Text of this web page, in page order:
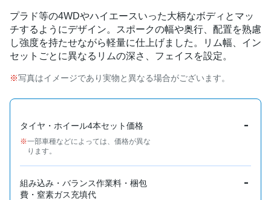
プラド等の4WDやハイエースいった大柄なボディとマッ
チするようにデザイン。スポークの幅や奥行、配置を熟慮
し強度を持たせながら軽量に仕上げました。リム幅、イン
セットごとに異なるリムの深さ、フェイスを設定。
写真はイメージであり実物と異なる場合がございます。
タイヤ・ホイール4本セット価格
一部車種などによっては、価格が異な
ります。
-
組み込み・バランス作業料・梱包
費・窒素ガス充填代
-